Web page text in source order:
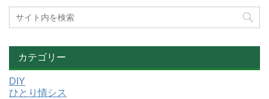
カテゴリー
DIY
ひとり情シス